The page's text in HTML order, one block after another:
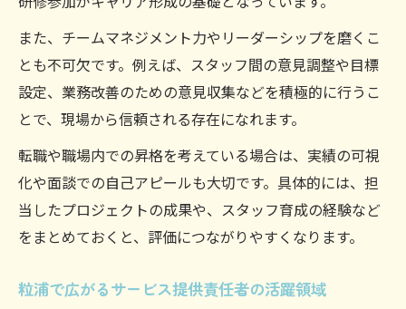
また、チームマネジメント力やリーダーシップを磨くこ
とも不可欠です。例えば、スタッフ間の意見調整や目標
設定、業務改善のための意見収集などを積極的に行うこ
とで、現場から信頼される存在になれます。
転職や職場内での昇格を考えている場合は、実績の可視
化や面談での自己アピールも大切です。具体的には、担
当したプロジェクトの成果や、スタッフ育成の経験など
をまとめておくと、評価につながりやすくなります。
粒浦で広がるサービス提供責任者の活躍領域